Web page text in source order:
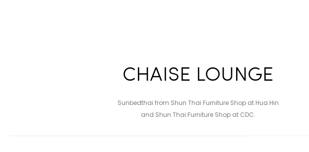
CHAISE LOUNGE
Sunbedthai from Shun Thai Furniture Shop at Hua Hin
and Shun Thai Furniture Shop at CDC.